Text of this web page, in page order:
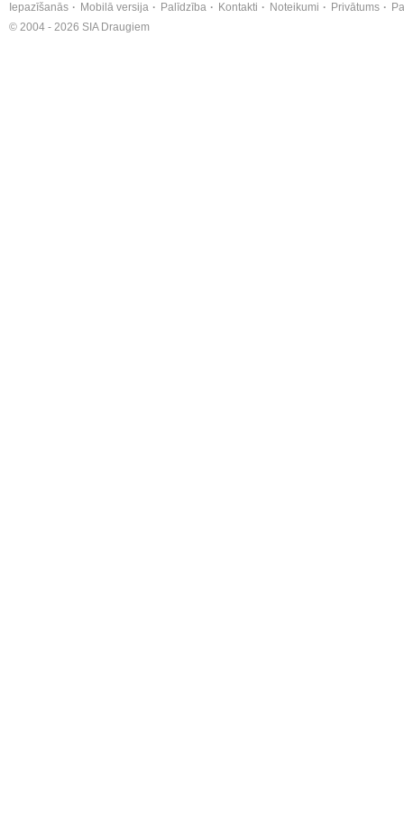
Iepazīšanās Mobilā versija Palīdzība Kontakti Noteikumi Privātums
© 2004 - 2026 SIA Draugiem